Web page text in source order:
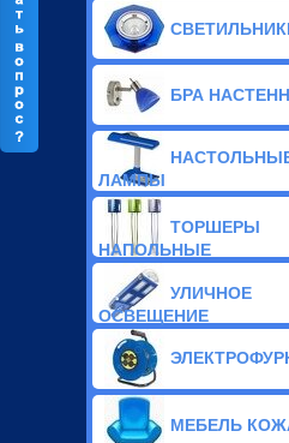
Стеклянные люстры(224)
Хрустальные
Классические
Галогенные люстры(166)
Припотолочные
Потолочные люстры
Подвесы люстры(157)
Тиффани люстры(19)
Светодиодные
БРА
ЛАМПЫ
ТОРШЕРЫ
НАПОЛЬНЫЕ
УЛИЧНОЕ
ОСВЕЩЕНИЕ
МЕБЕЛЬ